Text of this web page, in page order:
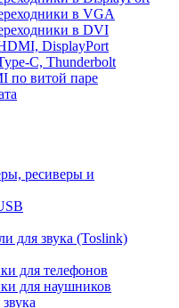
в VGA
в DVI
DisplayPort
C, Thunderbolt
по витой паре
ресиверы и
для звука (Toslink)
для телефонов
для наушников